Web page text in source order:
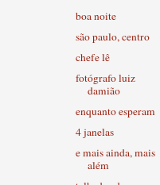
boa noite
são paulo, centro
chefe lê
fotógrafo luiz
damião
enquanto esperam
4 janelas
e mais ainda, mais
além